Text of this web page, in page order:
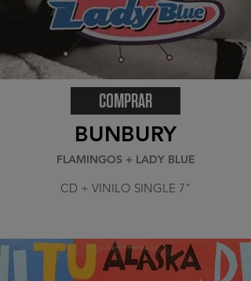
COMPRAR
BUNBURY
FLAMINGOS + LADY BLUE
CD + VINILO SINGLE 7"